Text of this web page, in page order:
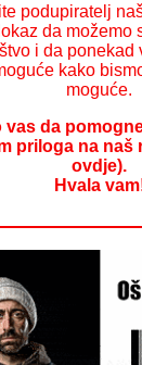
podupiratelj
da možemo
i da ponekad
kako
moguće.
vas da
priloga na naš
ovdje).
Hvala